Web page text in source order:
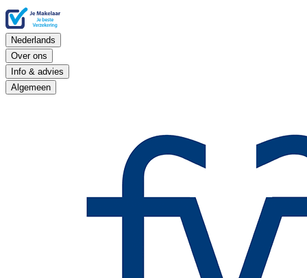
Nederlands
Over ons
Info & advies
Algemeen